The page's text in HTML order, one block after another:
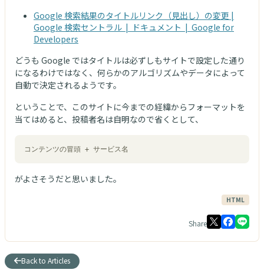
Google 検索結果のタイトルリンク（見出し）の変更 |
Google 検索セントラル | ドキュメント | Google for
Developers
どうも Google ではタイトルは必ずしもサイトで設定した通り
になるわけではなく、何らかのアルゴリズムやデータによって
自動で決定されるようです。
ということで、このサイトに今までの経緯からフォーマットを
当てはめると、投稿者名は自明なので省くとして、
コンテンツの冒頭 + サービス名
がよさそうだと思いました。
HTML
Share
Back to Articles